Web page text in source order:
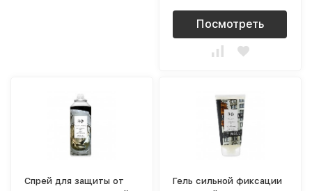
Посмотреть
Спрей для защиты от
Гель сильной фиксации